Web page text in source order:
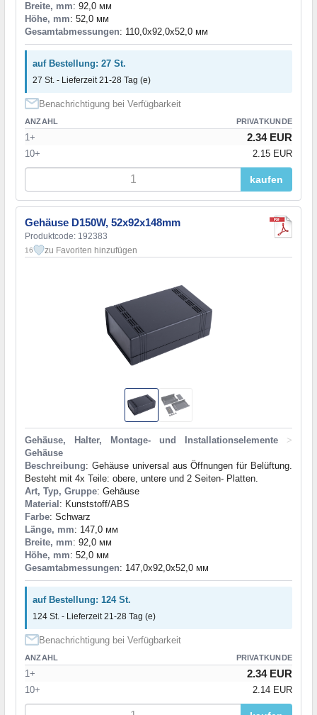
Breite, mm: 92,0 мм
Höhe, mm: 52,0 мм
Gesamtabmessungen: 110,0x92,0x52,0 мм
auf Bestellung: 27 St.
27 St. - Lieferzeit 21-28 Tag (e)
Benachrichtigung bei Verfügbarkeit
ANZAHL PRIVATKUNDE
1+ 2.34 EUR
10+ 2.15 EUR
kaufen
Gehäuse D150W, 52x92x148mm
Produktcode: 192383
16 zu Favoriten hinzufügen
Gehäuse, Halter, Montage- und Installationselemente
>
Gehäuse
Beschreibung: Gehäuse universal aus Öffnungen für Belüftung.
Besteht mit 4x Teile: obere, untere und 2 Seiten- Platten.
Art, Typ, Gruppe: Gehäuse
Material : Kunststoff/ABS
Farbe: Schwarz
Länge, mm: 147,0 мм
Breite, mm: 92,0 мм
Höhe, mm: 52,0 мм
Gesamtabmessungen: 147,0x92,0x52,0 мм
auf Bestellung: 124 St.
124 St. - Lieferzeit 21-28 Tag (e)
Benachrichtigung bei Verfügbarkeit
ANZAHL PRIVATKUNDE
1+ 2.34 EUR
10+ 2.14 EUR